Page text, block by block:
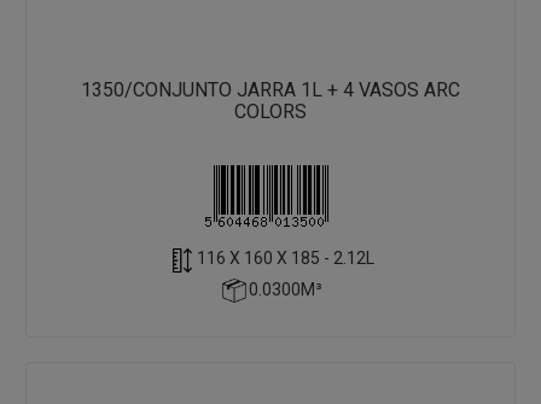
1350/CONJUNTO JARRA 1L + 4 VASOS ARC
COLORS
116 X 160 X 185 - 2.12L
0.0300M³